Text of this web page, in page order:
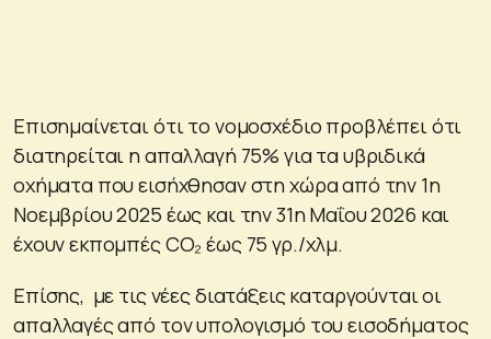
Επισημαίνεται ότι το νομοσχέδιο προβλέπει ότι
διατηρείται η απαλλαγή 75% για τα υβριδικά
οχήματα που εισήχθησαν στη χώρα από την 1η
Νοεμβρίου 2025 έως και την 31η Μαΐου 2026 και
έχουν εκπομπές CO₂ έως 75 γρ./χλμ.
Επίσης, με τις νέες διατάξεις καταργούνται οι
απαλλαγές από τον υπολογισμό του εισοδήματος